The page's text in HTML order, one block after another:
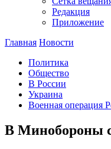
Редакция
Приложение
Главная Новости
Политика
Общество
В России
Украина
Военная операция
В Минобороны